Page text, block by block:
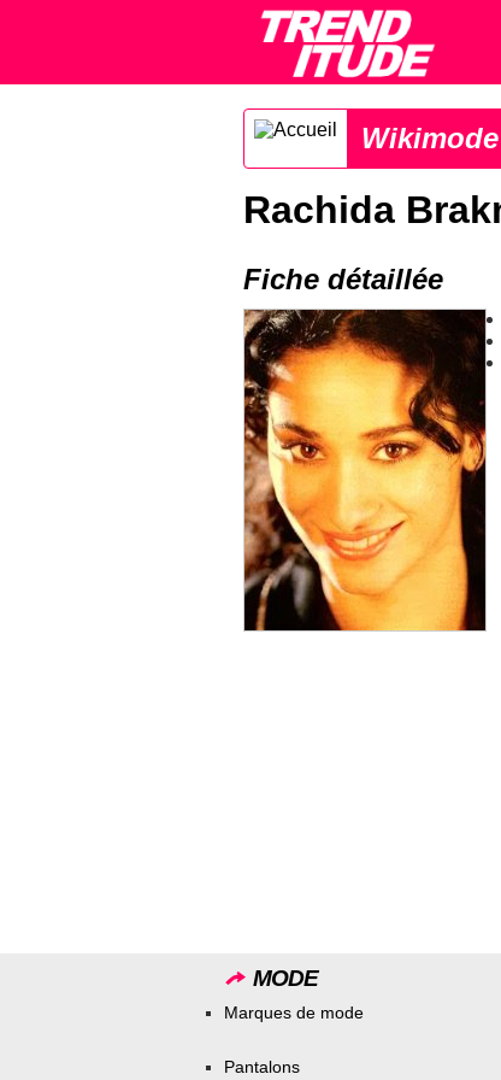
Wikimode
Rachida
Fiche détaillée
MODE
Marques de mode
Pantalons